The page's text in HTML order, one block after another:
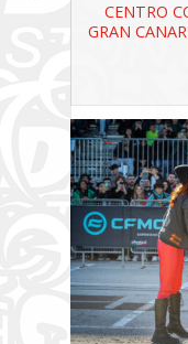
CENTRO
GRAN